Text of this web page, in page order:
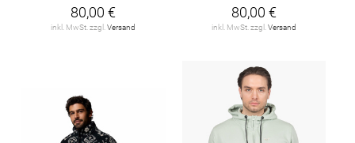
80,00 €
inkl. MwSt. zzgl. Versand
80,00 €
inkl. MwSt. zzgl. Versand